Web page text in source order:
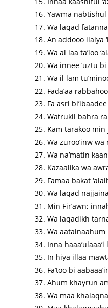
Yawma
Wa laqad
An addooo ilaiya
Wa al laa ta’loo
Wa innee ‘uztu
Wa il lam
Fada’aa
Fa asri
Watrukil bahra
Kam tarakoo min
Wa zuroo’inw
Wa na’matin
Kazaalika wa
Famaa bakat
Wa laqad
Min Fir’awn;
Wa laqadikh
Wa aatainaahum
Inna
In hiya illaa
Fa’too bi
Ahum khayrun
Wa maa